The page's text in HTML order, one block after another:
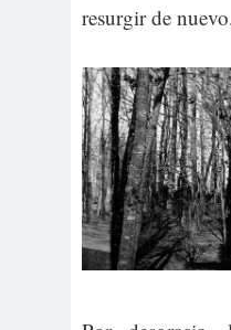
resurgir de